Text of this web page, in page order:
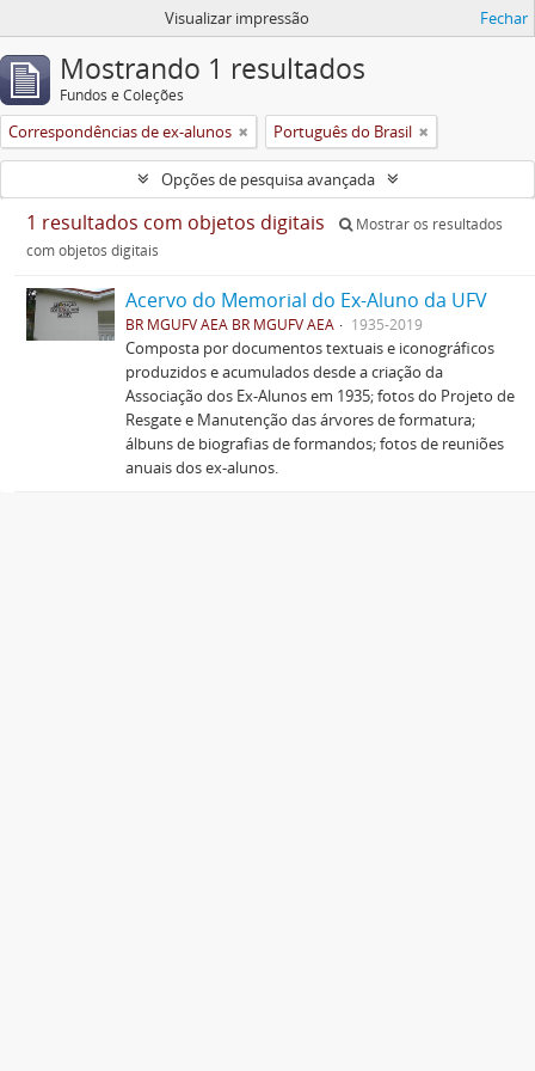
Visualizar impressão Fechar
Mostrando 1 resultados
Fundos e Coleções
Correspondências de ex-alunos Português do Brasil
Opções de pesquisa avançada
1 resultados com objetos digitais
Mostrar os resultados
com objetos digitais
Acervo do Memorial do Ex-Aluno da UFV
BR MGUFV AEA BR MGUFV AEA 1935-2019
Composta por documentos textuais e iconográficos
produzidos e acumulados desde a criação da
Associação dos Ex-Alunos em 1935; fotos do Projeto de
Resgate e Manutenção das árvores de formatura;
álbuns de biografias de formandos; fotos de reuniões
anuais dos ex-alunos.